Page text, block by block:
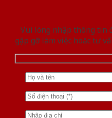
Vui lòng nhập thông tin
gặp gỡ làm việc hoăc tư